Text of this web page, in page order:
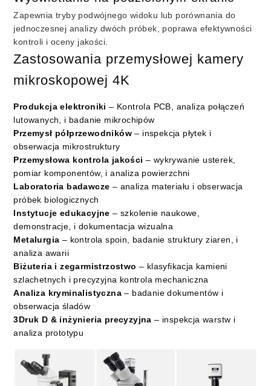
Zapewnia tryby podwójnego widoku lub porównania do
jednoczesnej analizy dwóch próbek, poprawa efektywności
kontroli i oceny jakości.
Zastosowania przemysłowej kamery
mikroskopowej 4K
Produkcja elektroniki – Kontrola PCB, analiza połączeń
lutowanych, i badanie mikrochipów
Przemysł półprzewodników – inspekcja płytek i
obserwacja mikrostruktury
Przemysłowa kontrola jakości – wykrywanie usterek,
pomiar komponentów, i analiza powierzchni
Laboratoria badawcze – analiza materiału i obserwacja
próbek biologicznych
Instytucje edukacyjne – szkolenie naukowe,
demonstracje, i dokumentacja wizualna
Metalurgia – kontrola spoin, badanie struktury ziaren, i
analiza awarii
Biżuteria i zegarmistrzostwo – klasyfikacja kamieni
szlachetnych i precyzyjna kontrola mechaniczna
Analiza kryminalistyczna – badanie dokumentów i
obserwacja śladów
3Druk D & inżynieria precyzyjna – inspekcja warstw i
analiza prototypu